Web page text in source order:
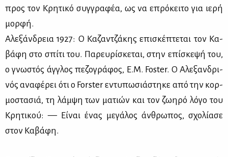
προς τον Κρη­τι­κό συγ­γρα­φέα, ως να επρό­κει­το για ιε­ρή
μορ­φή.
Αλε­ξάν­δρεια 1927: Ο Κα­ζαν­τζά­κης επι­σκέ­πτε­ται τον Κα­
βά­φη στο σπί­τι του. Πα­ρευ­ρί­σκε­ται, στην επί­σκε­ψή του,
ο γνω­στός άγ­γλος πε­ζο­γρά­φος, E.M. Foster. Ο Αλε­ξαν­δρι­
νός ανα­φέ­ρει ότι ο Forster εντυ­πω­σιά­στη­κε από την κορ­
μο­στα­σιά, τη λάμ­ψη των μα­τιών και τον ζω­η­ρό λό­γο του
Κρη­τι­κού: — Εί­ναι ένας με­γά­λος άν­θρω­πος, σχο­λί­α­σε
στον Κα­βά­φη.